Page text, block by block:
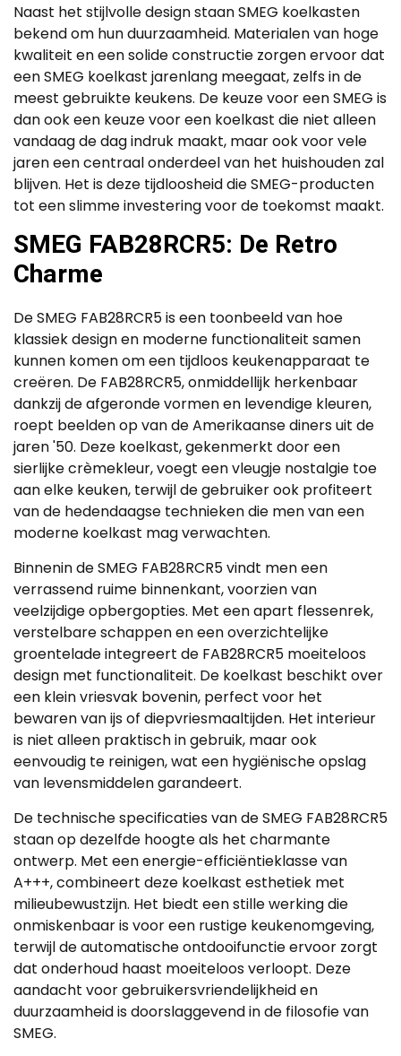
Naast het stijlvolle design staan SMEG koelkasten
bekend om hun duurzaamheid. Materialen van hoge
kwaliteit en een solide constructie zorgen ervoor dat
een SMEG koelkast jarenlang meegaat, zelfs in de
meest gebruikte keukens. De keuze voor een SMEG is
dan ook een keuze voor een koelkast die niet alleen
vandaag de dag indruk maakt, maar ook voor vele
jaren een centraal onderdeel van het huishouden zal
blijven. Het is deze tijdloosheid die SMEG-producten
tot een slimme investering voor de toekomst maakt.
SMEG FAB28RCR5: De Retro
Charme
De SMEG FAB28RCR5 is een toonbeeld van hoe
klassiek design en moderne functionaliteit samen
kunnen komen om een tijdloos keukenapparaat te
creëren. De FAB28RCR5, onmiddellijk herkenbaar
dankzij de afgeronde vormen en levendige kleuren,
roept beelden op van de Amerikaanse diners uit de
jaren '50. Deze koelkast, gekenmerkt door een
sierlijke crèmekleur, voegt een vleugje nostalgie toe
aan elke keuken, terwijl de gebruiker ook profiteert
van de hedendaagse technieken die men van een
moderne koelkast mag verwachten.
Binnenin de SMEG FAB28RCR5 vindt men een
verrassend ruime binnenkant, voorzien van
veelzijdige opbergopties. Met een apart flessenrek,
verstelbare schappen en een overzichtelijke
groentelade integreert de FAB28RCR5 moeiteloos
design met functionaliteit. De koelkast beschikt over
een klein vriesvak bovenin, perfect voor het
bewaren van ijs of diepvriesmaaltijden. Het interieur
is niet alleen praktisch in gebruik, maar ook
eenvoudig te reinigen, wat een hygiënische opslag
van levensmiddelen garandeert.
De technische specificaties van de SMEG FAB28RCR5
staan op dezelfde hoogte als het charmante
ontwerp. Met een energie-efficiëntieklasse van
A+++, combineert deze koelkast esthetiek met
milieubewustzijn. Het biedt een stille werking die
onmiskenbaar is voor een rustige keukenomgeving,
terwijl de automatische ontdooifunctie ervoor zorgt
dat onderhoud haast moeiteloos verloopt. Deze
aandacht voor gebruikersvriendelijkheid en
duurzaamheid is doorslaggevend in de filosofie van
SMEG.